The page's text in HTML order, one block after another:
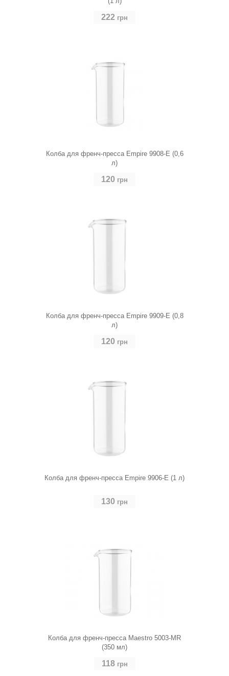
222 грн
Колба для френч-пресса Empire 9908-E (0,6
л)
120 грн
Колба для френч-пресса Empire 9909-E (0,8
л)
120 грн
Колба для френч-пресса Empire 9906-E (1 л)
130 грн
Колба для френч-пресса Maestro 5003-MR
(350 мл)
118 грн